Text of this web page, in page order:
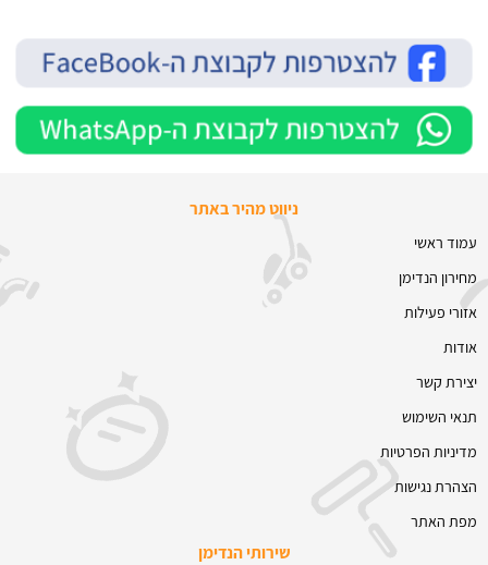
ניווט מהיר באתר
עמוד ראשי
מחירון הנדימן
אזורי פעילות
אודות
יצירת קשר
תנאי השימוש
מדיניות הפרטיות
הצהרת נגישות
מפת האתר
שירותי הנדימן